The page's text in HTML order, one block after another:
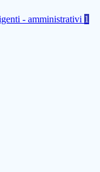
- amministrativi 1